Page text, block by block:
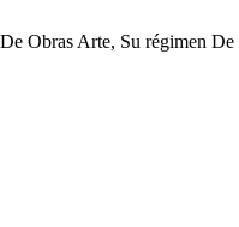
Obras Arte, Su régimen